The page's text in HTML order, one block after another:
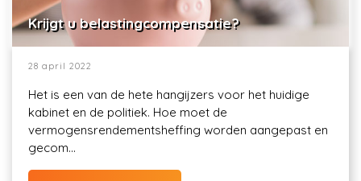
Krijgt u belastingcompensatie?
28 april 2022
Het is een van de hete hangijzers voor het huidige
kabinet en de politiek. Hoe moet de
vermogensrendementsheffing worden aangepast en
gecom...